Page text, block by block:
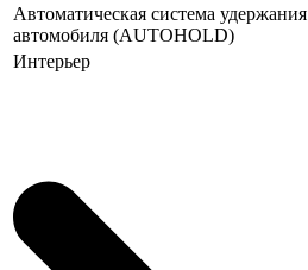
Автоматическая система удержания
автомобиля (AUTOHOLD)
Интерьер